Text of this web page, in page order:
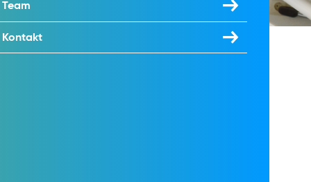
Team
Kontakt